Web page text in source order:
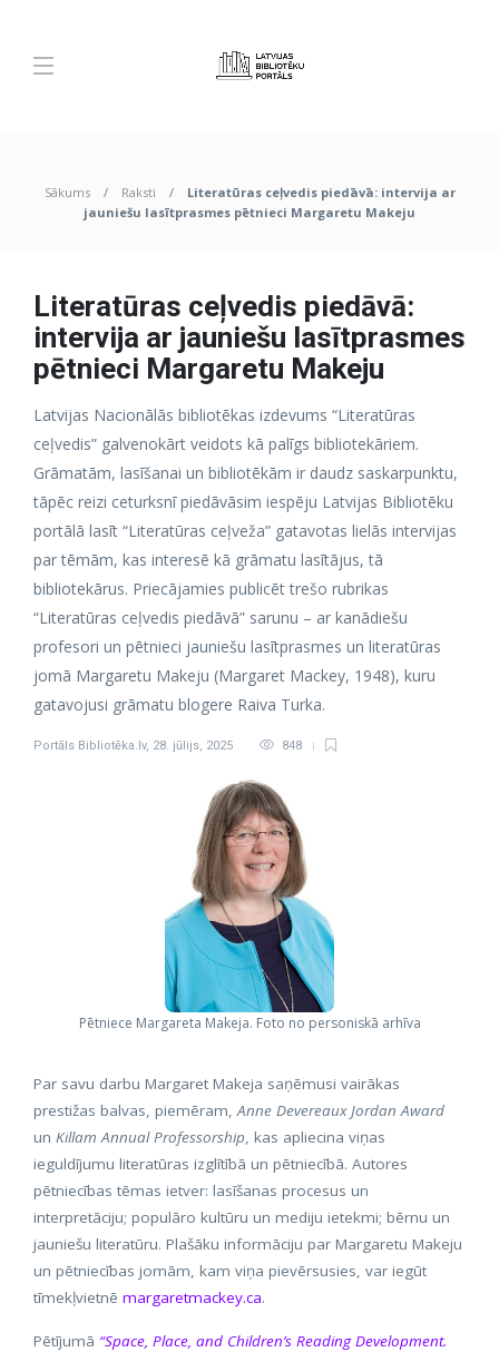
Sākums Raksti
Literatūras ceļvedis piedāvā: intervija ar
jauniešu lasītprasmes pētnieci Margaretu Makeju
Literatūras ceļvedis piedāvā:
intervija ar jauniešu lasītprasmes
pētnieci Margaretu Makeju
Latvijas Nacionālās bibliotēkas izdevums “Literatūras
ceļvedis” galvenokārt veidots kā palīgs bibliotekāriem.
Grāmatām, lasīšanai un bibliotēkām ir daudz saskarpunktu,
tāpēc reizi ceturksnī piedāvāsim iespēju Latvijas Bibliotēku
portālā lasīt “Literatūras ceļveža” gatavotas lielās intervijas
par tēmām, kas interesē kā grāmatu lasītājus, tā
bibliotekārus. Priecājamies publicēt trešo rubrikas
“Literatūras ceļvedis piedāvā” sarunu – ar kanādiešu
profesori un pētnieci jauniešu lasītprasmes un literatūras
jomā Margaretu Makeju (Margaret Mackey, 1948), kuru
gatavojusi grāmatu blogere Raiva Turka.
Portāls Bibliotēka.lv, 28. jūlijs, 2025 848
Pētniece Margareta Makeja. Foto no personiskā arhīva
Par savu darbu Margaret Makeja saņēmusi vairākas
prestižas balvas, piemēram, Anne Devereaux Jordan Award
un Killam Annual Professorship, kas apliecina viņas
ieguldījumu literatūras izglītībā un pētniecībā. Autores
pētniecības tēmas ietver: lasīšanas procesus un
interpretāciju; populāro kultūru un mediju ietekmi; bērnu un
jauniešu literatūru. Plašāku informāciju par Margaretu Makeju
un pētniecības jomām, kam viņa pievērsusies, var iegūt
tīmekļvietnē margaretmackey.ca.
Pētījumā “Space, Place, and Children’s Reading Development.